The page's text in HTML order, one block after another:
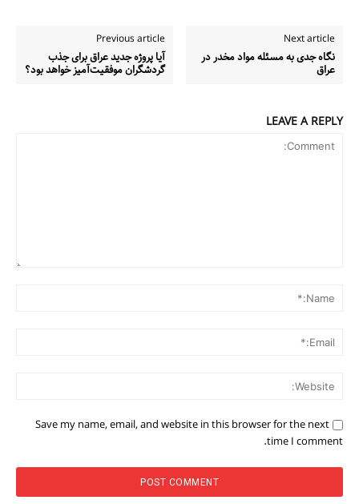
Previous article
آیا پروژه جدید عراق برای جذب
گردشگران موفقیت‌آمیز خواهد بود؟
Next article
نگاه جدی به مسئله مواد مخدر در
عراق
LEAVE A REPLY
Save my name, email, and website in this browser for the next
time I comment.